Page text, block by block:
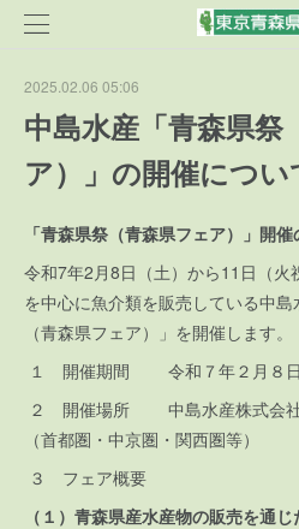
2025.02.06 05:06
中島水産「青森県祭
ア）」の開催につい
「青森県祭（青森県フェア）」開
令和7年2月8日（土）から11日（
を中心に魚介類を販売している中
（青森県フェア）」を開催します。
１ 開催期間 令和７年２月８日
２ 開催場所 中島水産株式会
（首都圏・中京圏・関西圏等）
３ フェア概要
（１）青森県産水産物の販売を通じ